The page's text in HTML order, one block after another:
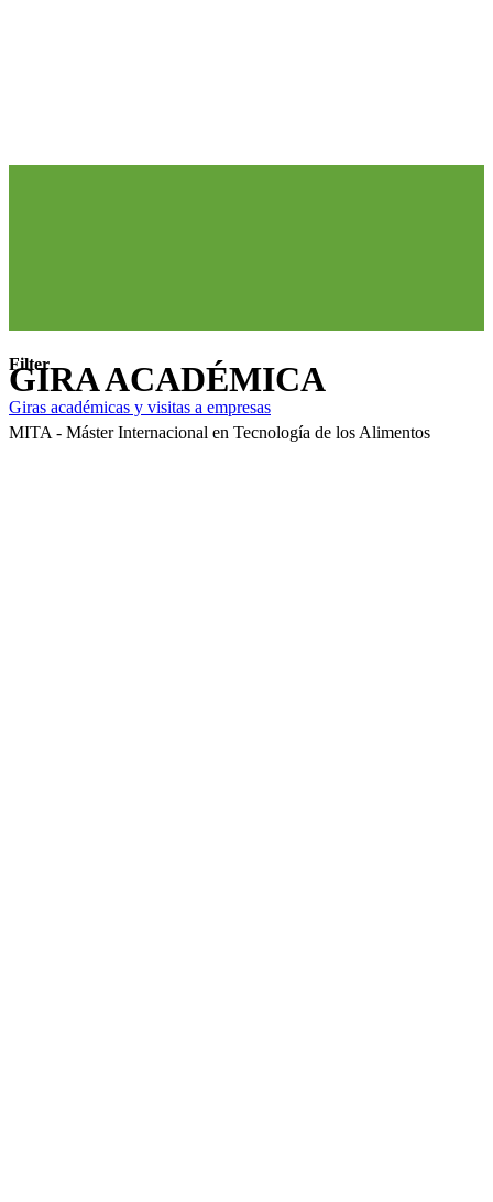
GIRA ACADÉMICA
MITA - Máster Internacional en Tecnología de los Alimentos
Filter
Giras académicas y visitas a empresas